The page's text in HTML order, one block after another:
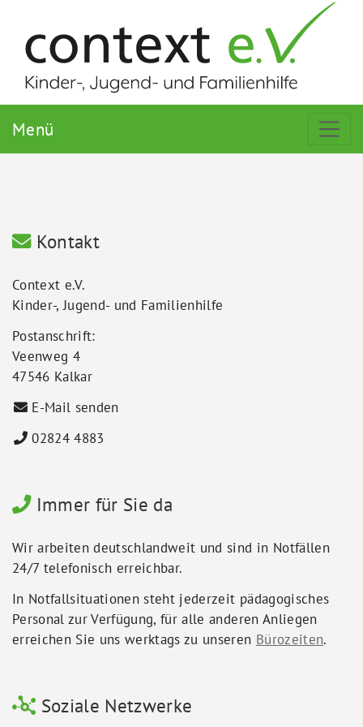
Menü
Kontakt
Context e.V.
Kinder-, Jugend- und Familienhilfe
Postanschrift:
Veenweg 4
47546 Kalkar
E-Mail senden
02824 4883
Immer für Sie da
Wir arbeiten deutschlandweit und sind in Notfällen
24/7 telefonisch erreichbar.
In Notfallsituationen steht jederzeit pädagogisches
Personal zur Verfügung, für alle anderen Anliegen
erreichen Sie uns werktags zu unseren Bürozeiten.
Soziale Netzwerke